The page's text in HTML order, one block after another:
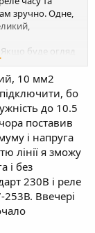
зручно. Одне,
Якщо буде огляд
- можуть
Я вказав що
році. І такоє
25 рік і
не знаю.
це
- я не подавав
- не
10 мм2
бо
до 10.5
поставив
і напруга
лінії я зможу
і без
230В і реле
Ввечері